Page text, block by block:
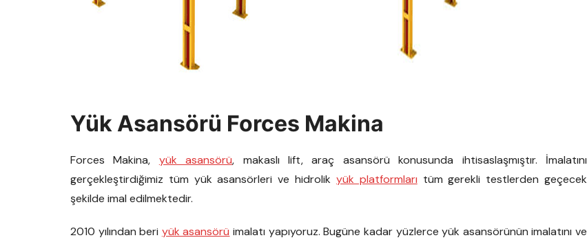
Yük Asansörü Forces Makina
Forces Makina, yük asansörü, makaslı lift, araç asansörü konusunda ihtisaslaşmıştır. İmalatını
gerçekleştirdiğimiz tüm yük asansörleri ve hidrolik yük platformları tüm gerekli testlerden geçecek
şekilde imal edilmektedir.
2010 yılından beri yük asansörü imalatı yapıyoruz. Bugüne kadar yüzlerce yük asansörünün imalatını ve